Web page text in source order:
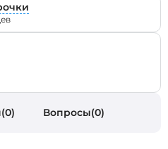
Вопросы(0)